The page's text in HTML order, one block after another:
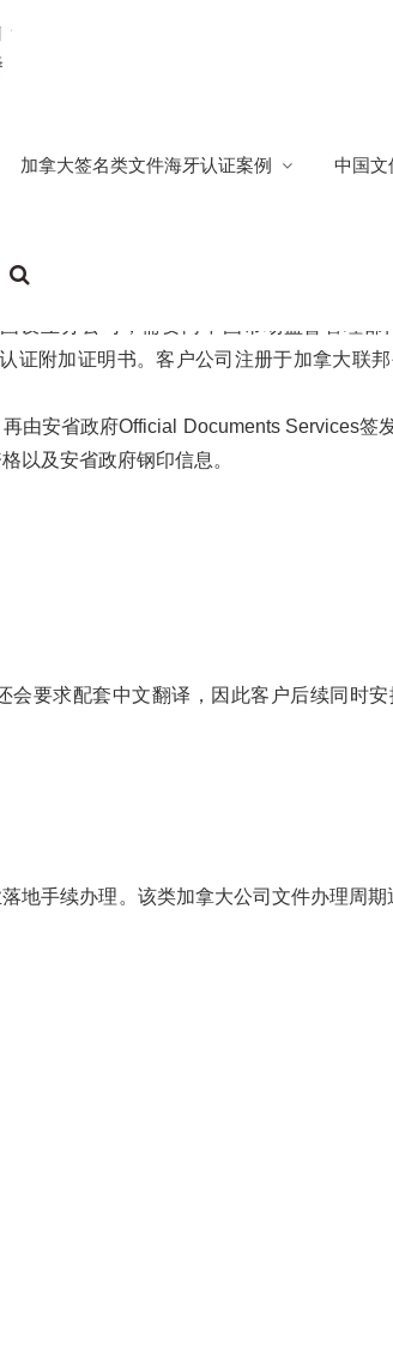
加拿大签名类文件海牙认证案例 中国文
133
证附加证明书。客户公司注册于加拿大联
由安省政府Official Documents Services签
以及安省政府钢印信息。
会要求配套中文翻译，因此客户后续同时
地手续办理。该类加拿大公司文件办理周